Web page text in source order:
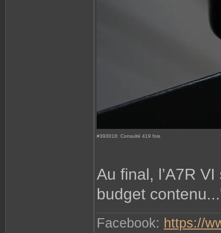
#393018: Consulté 419 fois
Au final, l’A7R
budget
Facebook: https://